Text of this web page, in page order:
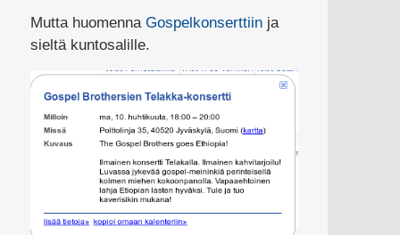
Mutta huomenna Gospelkonserttiinja
sieltä kuntosalille.